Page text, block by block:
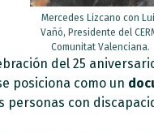
Mercedes Lizcano con
Vañó, Presidente del
Comunitat Valenciana.
del 25
posiciona como un
personas con